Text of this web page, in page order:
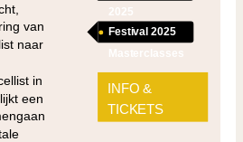
van
naar
in
een
2025
Festival 2025
Masterclasses
INFO &
TICKETS